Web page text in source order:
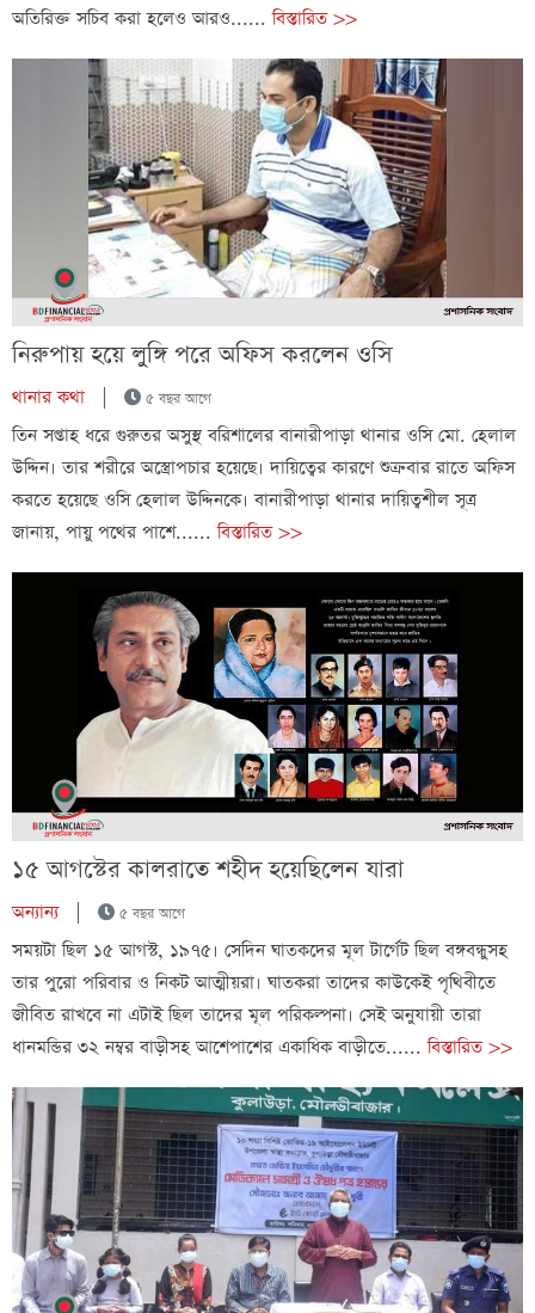
অতিরিক্ত সচিব করা হলেও আরও......বিস্তারিত >>
নিরুপায় হয়ে লুঙ্গি পরে অফিস করলেন ওসি
থানার কথা ৫ বছর আগে
তিন সপ্তাহ ধরে গুরুতর অসুস্থ বরিশালের বানারীপাড়া থানার ওসি মো. হেলাল
উদ্দিন। তার শরীরে অস্ত্রোপচার হয়েছে। দায়িত্বের কারণে শুক্রবার রাতে অফিস
করতে হয়েছে ওসি হেলাল উদ্দিনকে। বানারীপাড়া থানার দায়িত্বশীল সূত্র
জানায়, পায়ু পথের পাশে......বিস্তারিত >>
১৫ আগস্টের কালরাতে শহীদ হয়েছিলেন যারা
অন্যান্য| ৫ বছর আগে
সময়টা ছিল ১৫ আগস্ট, ১৯৭৫। সেদিন ঘাতকদের মূল টার্গেট ছিল বঙ্গবন্ধুসহ
তার পুরো পরিবার ও নিকট আত্মীয়রা। ঘাতকরা তাদের কাউকেই পৃথিবীতে
জীবিত রাখবে না এটাই ছিল তাদের মূল পরিকল্পনা। সেই অনুযায়ী তারা
ধানমন্ডির ৩২ নম্বর বাড়ীসহ আশেপাশের একাধিক বাড়ীতে......বিস্তারিত >>